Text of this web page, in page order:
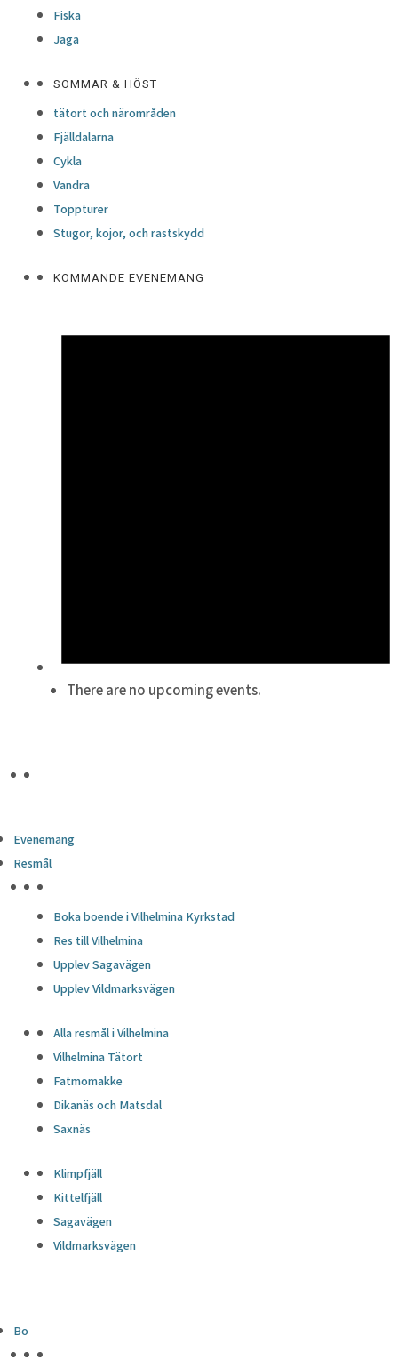
Fiska
Jaga
SOMMAR & HÖST
tätort och närområden
Fjälldalarna
Cykla
Vandra
Toppturer
Stugor, kojor, och rastskydd
KOMMANDE EVENEMANG
There are no upcoming events.
Evenemang
Resmål
Boka boende i Vilhelmina Kyrkstad
Res till Vilhelmina
Upplev Sagavägen
Upplev Vildmarksvägen
Alla resmål i Vilhelmina
Vilhelmina Tätort
Fatmomakke
Dikanäs och Matsdal
Saxnäs
Klimpfjäll
Kittelfjäll
Sagavägen
Vildmarksvägen
Bo